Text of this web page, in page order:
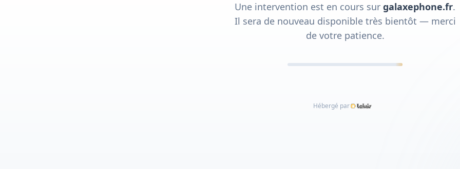
Une intervention est en cours sur galaxephone.fr.
Il sera de nouveau disponible très bientôt — merci
de votre patience.
Hébergé par